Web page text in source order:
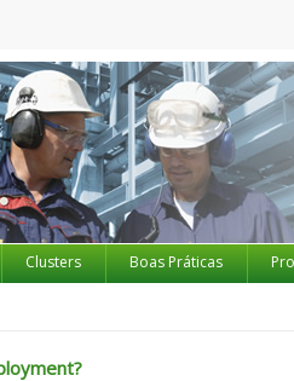
Clusters Boas Práticas